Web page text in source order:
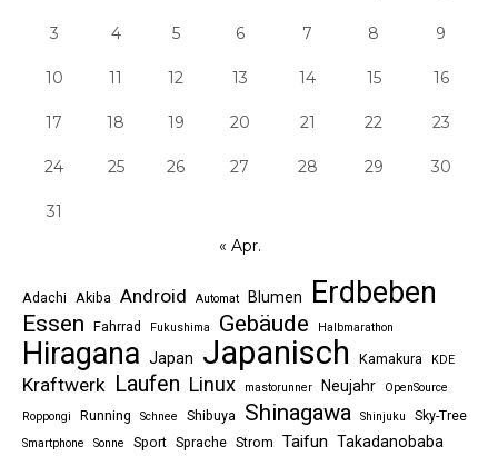
3 4 5 6 7 8 9
10 11 12 13 14 15 16
17 18 19 20 21 22 23
24 25 26 27 28 29 30
31
« Apr.
Adachi Akiba Android Automat Blumen Erdbeben
Essen Fahrrad Fukushima Gebäude Halbmarathon
Hiragana Japan Japanisch Kamakura KDE
Kraftwerk Laufen Linux mastorunner Neujahr
OpenSource
Roppongi
Running Schnee Shibuya Shinagawa Shinjuku Sky-Tree
Smartphone Sonne Sport Sprache Strom Taifun Takadanobaba